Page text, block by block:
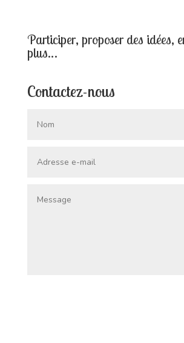
Participer, proposer des idées,
plus…
Contactez-nous